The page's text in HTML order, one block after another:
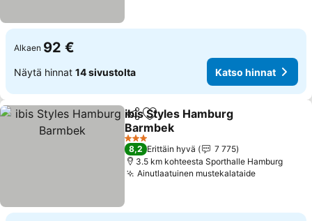
Alkaen 92 €
Näytä hinnat 14 sivustolta Katso hinnat
Jaa Lisää suosikkeihin
ibis Styles Hamburg
Barmbek
Katso hinnat
3 Tähtiluokitus
8,2 Erittäin hyvä
7 775
3.5 km kohteesta Sporthalle Hamburg
Ainutlaatuinen mustekalataideKatso